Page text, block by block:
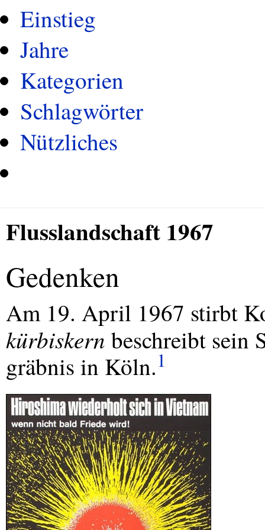
Einstieg
Jahre
Kategorien
Schlagwörter
Nützliches
Flusslandschaft 1967
Gedenken
Am 19. April 1967 stirbt
kürbiskern beschreibt sein
gräbnis in Köln.1